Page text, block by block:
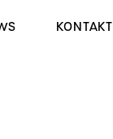
KONTAKT